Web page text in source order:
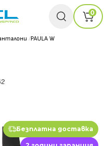
0
/PAULA W
Безплатна доставка